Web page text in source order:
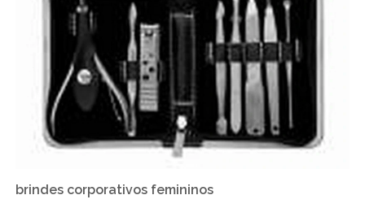
brindes corporativos femininos